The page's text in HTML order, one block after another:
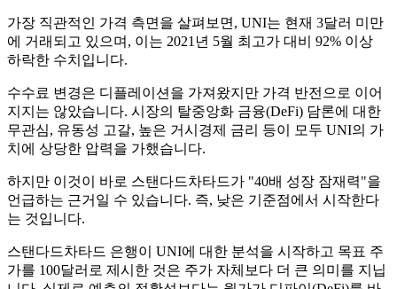
가장 직관적인 가격 측면을 살펴보면, UNI는 현재 3달러 미만
에 거래되고 있으며, 이는 2021년 5월 최고가 대비 92% 이상
하락한 수치입니다.
수수료 변경은 디플레이션을 가져왔지만 가격 반전으로 이어
지지는 않았습니다. 시장의 탈중앙화 금융(DeFi) 담론에 대한
무관심, 유동성 고갈, 높은 거시경제 금리 등이 모두 UNI의 가
치에 상당한 압력을 가했습니다.
하지만 이것이 바로 스탠다드차타드가 "40배 성장 잠재력"을
언급하는 근거일 수 있습니다. 즉, 낮은 기준점에서 시작한다
는 것입니다.
스탠다드차타드 은행이 UNI에 대한 분석을 시작하고 목표 주
가를 100달러로 제시한 것은 주가 자체보다 더 큰 의미를 지닙